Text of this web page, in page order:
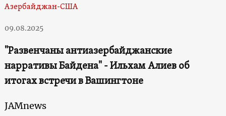
Азербайджан-США
09.08.2025
"Развенчаны антиазербайджанские
нарративы Байдена" - Ильхам Алиев об
итогах встречи в Вашингтоне
JAMnews